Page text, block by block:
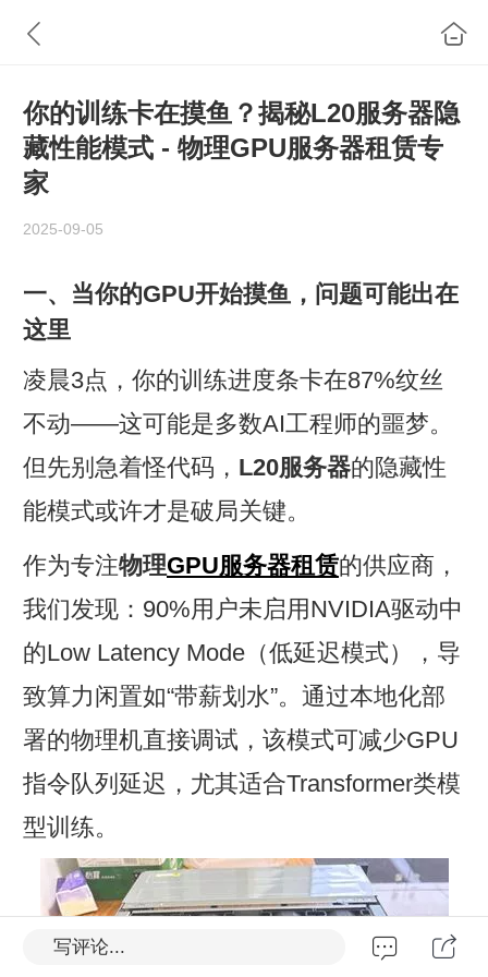
你的训练卡在摸鱼？揭秘L20服务器隐
藏性能模式 - 物理GPU服务器租赁专
家
2025-09-05
一、当你的GPU开始摸鱼，问题可能出在
这里
凌晨3点，你的训练进度条卡在87%纹丝
不动——这可能是多数AI工程师的噩梦。
但先别急着怪代码，‌ L20服务器‌的隐藏性
能模式或许才是破局关键。
作为专注‌物理GPU服务器租赁的供应商，
我们发现：90%用户未启用NVIDIA驱动中
的Low Latency Mode（低延迟模式），导
致算力闲置如“带薪划水”。通过本地化部
署的物理机直接调试，该模式可减少GPU
指令队列延迟，尤其适合Transformer类模
型训练。
写评论...